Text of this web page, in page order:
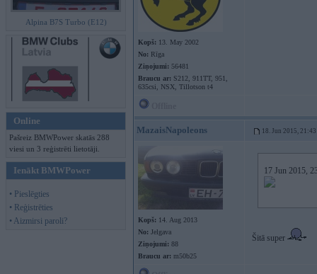
Alpina B7S Turbo (E12)
Online
Pašreiz BMWPower skatās 288
viesi un 3 reģistrēti lietotāji.
Ienākt BMWPower
• Pieslēgties
• Reģistrēties
• Aizmirsi paroli?
Kopš: 13. May 2002
No: Rīga
Ziņojumi: 56481
Braucu ar: S212, 911TT, 951,
635csi, NSX, Tillotson t4
MazaisNapoleons 18. Jun 2015, 21:43
Kopš: 14. Aug 2013
No: Jelgava
Ziņojumi: 88
Braucu ar: m50b25
17 Jun 2015,
Šitā super